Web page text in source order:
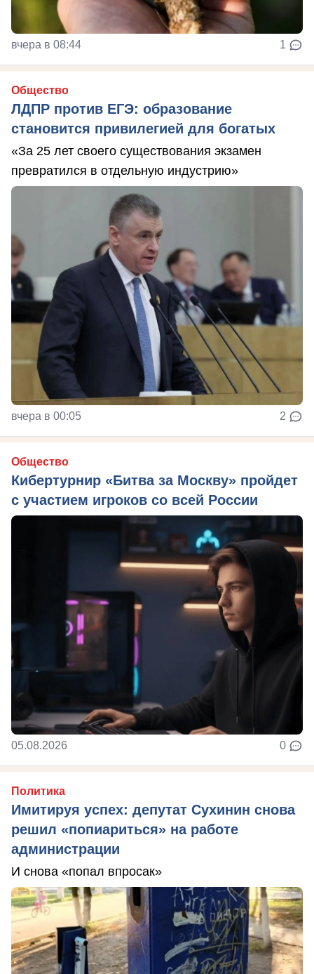
вчера в 08:44 1
Общество
ЛДПР против ЕГЭ: образование
становится привилегией для богатых
«За 25 лет своего существования экзамен
превратился в отдельную индустрию»
вчера в 00:05 2
Общество
Кибертурнир «Битва за Москву» пройдет
с участием игроков со всей России
05.08.2026 0
Политика
Имитируя успех: депутат Сухинин снова
решил «попиариться» на работе
администрации
И снова «попал впросак»